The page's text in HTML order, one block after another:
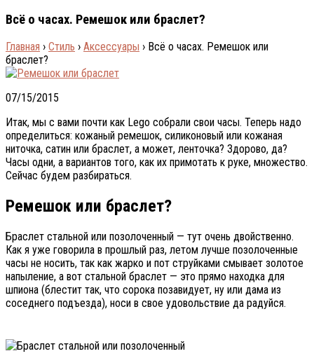
Всё о часах. Ремешок или браслет?
Главная › Стиль › Аксессуары › Всё о часах. Ремешок или
браслет?
07/15/2015
Итак, мы с вами почти как Lego собрали свои часы. Теперь надо
определиться: кожаный ремешок, силиконовый или кожаная
ниточка, сатин или браслет, а может, ленточка? Здорово, да?
Часы одни, а вариантов того, как их примотать к руке, множество.
Сейчас будем разбираться.
Ремешок или браслет?
Браслет стальной или позолоченный — тут очень двойственно.
Как я уже говорила в прошлый раз, летом лучше позолоченные
часы не носить, так как жарко и пот струйками смывает золотое
напыление, а вот стальной браслет — это прямо находка для
шпиона (блестит так, что сорока позавидует, ну или дама из
соседнего подъезда), носи в свое удовольствие да радуйся.